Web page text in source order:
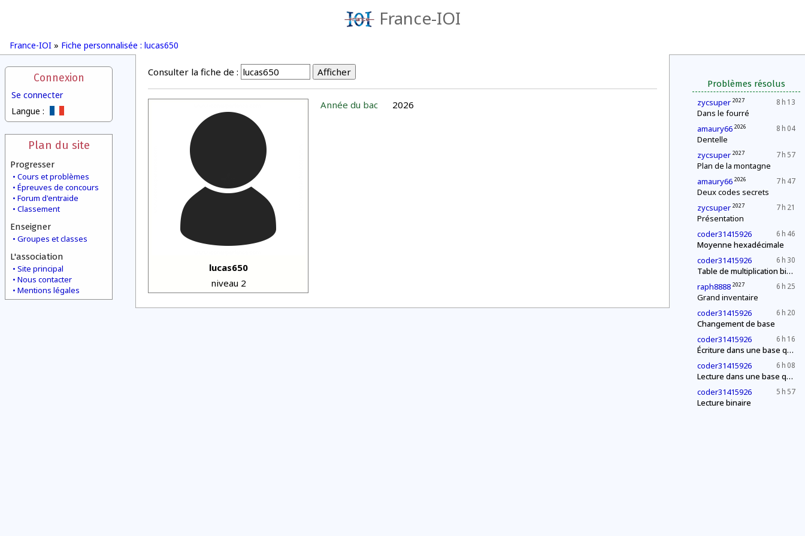
France-IOI
France-IOI » Fiche personnalisée : lucas650
Connexion
Se connecter
Langue :
Plan du site
Progresser
Cours et problèmes
Épreuves de concours
Forum d'entraide
Classement
Enseigner
Groupes et classes
L'association
Site principal
Nous contacter
Mentions légales
Problèmes résolus
8 h 13
zycsuper 2027
Dans le fourré
8 h 04
amaury66 2026
Dentelle
7 h 57
zycsuper 2027
Plan de la montagne
7 h 47
amaury66 2026
Deux codes secrets
7 h 21
zycsuper 2027
Présentation
6 h 46
coder31415926
Moyenne hexadécimale
6 h 30
coder31415926
Table de multiplication binaire
6 h 25
raph8888 2027
Grand inventaire
6 h 20
coder31415926
Changement de base
6 h 16
coder31415926
Écriture dans une base quelconque
6 h 08
coder31415926
Lecture dans une base quelconque
5 h 57
coder31415926
Lecture binaire
Consulter la fiche de :
lucas650
niveau 2
Année du bac 2026